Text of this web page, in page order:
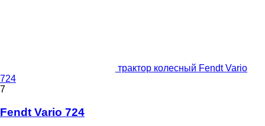
трактор колесный Fendt Vario
724
7
Fendt Vario 724